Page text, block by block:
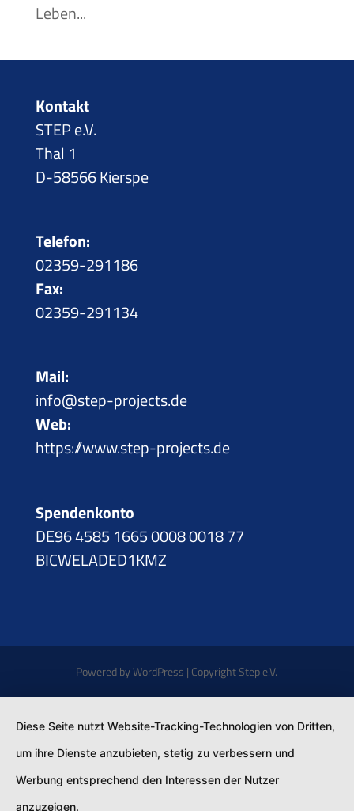
Leben...
Kontakt
STEP e.V.
Thal 1
D-58566 Kierspe
Telefon:
02359-291186
Fax:
02359-291134
Mail:
info@step-projects.de
Web:
https://www.step-projects.de
Spendenkonto
DE96 4585 1665 0008 0018 77
BICWELADED1KMZ
Powered by WordPress | Copyright Step e.V.
Diese Seite nutzt Website-Tracking-Technologien von Dritten,
um ihre Dienste anzubieten, stetig zu verbessern und
Werbung entsprechend den Interessen der Nutzer
anzuzeigen.